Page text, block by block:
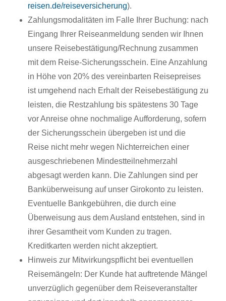
reisen.de/reiseversicherung).
Zahlungsmodalitäten im Falle Ihrer Buchung: nach
Eingang Ihrer Reiseanmeldung senden wir Ihnen
unsere Reisebestätigung/Rechnung zusammen
mit dem Reise-Sicherungsschein. Eine Anzahlung
in Höhe von 20% des vereinbarten Reisepreises
ist umgehend nach Erhalt der Reisebestätigung zu
leisten, die Restzahlung bis spätestens 30 Tage
vor Anreise ohne nochmalige Aufforderung, sofern
der Sicherungsschein übergeben ist und die
Reise nicht mehr wegen Nichterreichen einer
ausgeschriebenen Mindestteilnehmerzahl
abgesagt werden kann. Die Zahlungen sind per
Banküberweisung auf unser Girokonto zu leisten.
Eventuelle Bankgebühren, die durch eine
Überweisung aus dem Ausland entstehen, sind in
ihrer Gesamtheit vom Kunden zu tragen.
Kreditkarten werden nicht akzeptiert.
Hinweis zur Mitwirkungspflicht bei eventuellen
Reisemängeln: Der Kunde hat auftretende Mängel
unverzüglich gegenüber dem Reiseveranstalter